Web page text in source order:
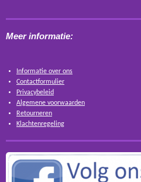
Meer informatie:
Informatie over ons
Contactformulier
Privacybeleid
Algemene voorwaarden
Retourneren
Klachtenregeling